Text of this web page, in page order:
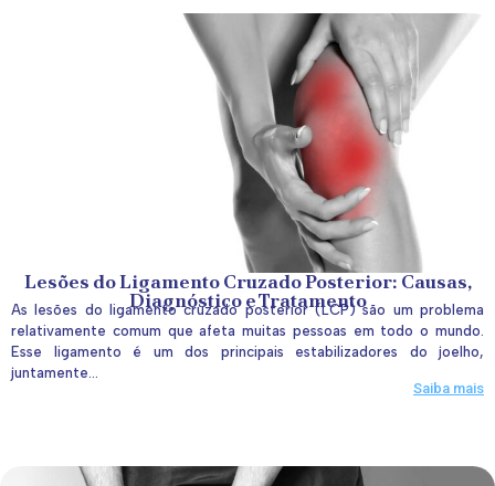
Lesões do Ligamento Cruzado Posterior: Causas,
Diagnóstico e Tratamento
As lesões do ligamento cruzado posterior (LCP) são um problema
relativamente comum que afeta muitas pessoas em todo o mundo.
Esse ligamento é um dos principais estabilizadores do joelho,
juntamente...
Saiba mais